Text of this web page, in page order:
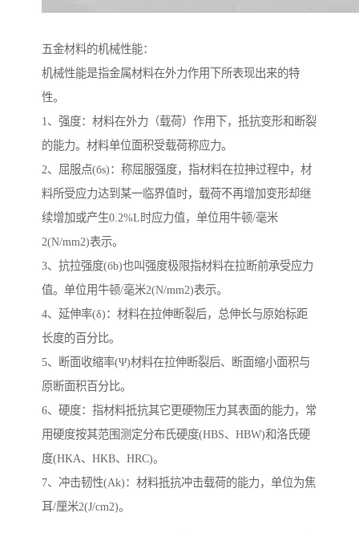
五金材料的机械性能：
机械性能是指金属材料在外力作用下所表现出来的特
性。
1、强度：材料在外力（载荷）作用下，抵抗变形和断裂
的能力。材料单位面积受载荷称应力。
2、屈服点(бs)：称屈服强度，指材料在拉抻过程中，材
料所受应力达到某一临界值时，载荷不再增加变形却继
续增加或产生0.2%L时应力值，单位用牛顿/毫米
2(N/mm2)表示。
3、抗拉强度(бb)也叫强度极限指材料在拉断前承受应力
值。单位用牛顿/毫米2(N/mm2)表示。
4、延伸率(δ)：材料在拉伸断裂后，总伸长与原始标距
长度的百分比。
5、断面收缩率(Ψ)材料在拉伸断裂后、断面缩小面积与
原断面积百分比。
6、硬度：指材料抵抗其它更硬物压力其表面的能力，常
用硬度按其范围测定分布氏硬度(HBS、HBW)和洛氏硬
度(HKA、HKB、HRC)。
7、冲击韧性(Ak)：材料抵抗冲击载荷的能力，单位为焦
耳/厘米2(J/cm2)。